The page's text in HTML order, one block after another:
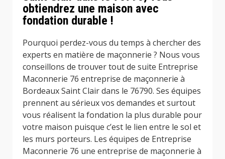
obtiendrez une maison avec
fondation durable !
Pourquoi perdez-vous du temps à chercher des
experts en matière de maçonnerie ? Nous vous
conseillons de trouver tout de suite Entreprise
Maconnerie 76 entreprise de maçonnerie à
Bordeaux Saint Clair dans le 76790. Ses équipes
prennent au sérieux vos demandes et surtout
vous réalisent la fondation la plus durable pour
votre maison puisque c’est le lien entre le sol et
les murs porteurs. Les équipes de Entreprise
Maconnerie 76 une entreprise de maçonnerie à